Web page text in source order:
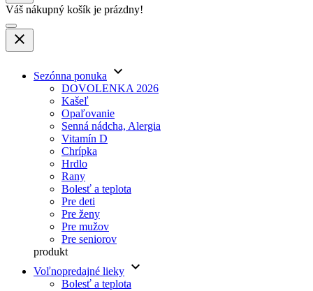
Váš nákupný košík je prázdny!
close
Sezónna ponuka keyboard_arrow_down
DOVOLENKA 2026
Kašeľ
Opaľovanie
Senná nádcha, Alergia
Vitamín D
Chrípka
Hrdlo
Rany
Bolesť a teplota
Pre deti
Pre ženy
Pre mužov
Pre seniorov
produkt
Voľnopredajné lieky keyboard_arrow_down
Bolesť a teplota